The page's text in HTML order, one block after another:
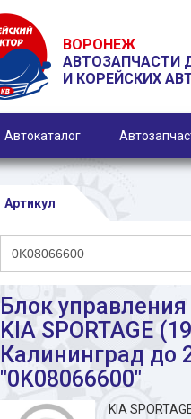
ВОРОНЕЖ
АВТОЗАПЧАСТИ
И КОРЕЙСКИХ
Автокаталог
Артикул
Блок
KIA SPORTAGE
Калининград до
"0K08066600"
KIA